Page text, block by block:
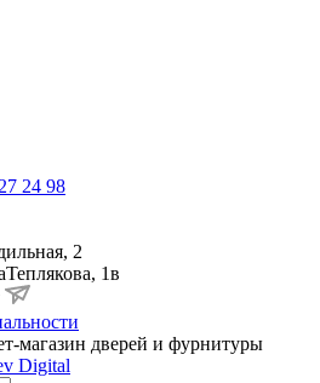
24 98
2
1в
магазин дверей и фурнитуры
Digital